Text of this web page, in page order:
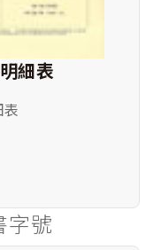
細表
字號